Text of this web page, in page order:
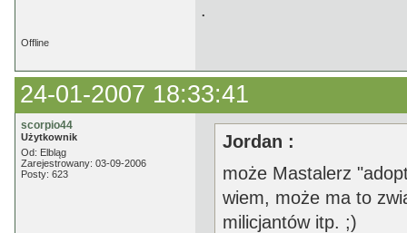
.
Offline
24-01-2007 18:33:41
scorpio44
Użytkownik
Od: Elbląg
Zarejestrowany: 03-09-2006
Posty: 623
Jordan :
może Mastalerz
wiem, może ma to
milicjantów itp. ;)